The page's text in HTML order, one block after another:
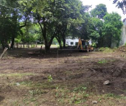
VER DETALLES